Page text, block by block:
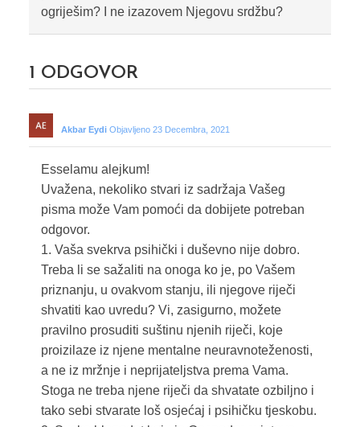
ogriješim? I ne izazovem Njegovu srdžbu?
1 ODGOVOR
Akbar Eydi Objavljeno 23 Decembra, 2021
Esselamu alejkum!
Uvažena, nekoliko stvari iz sadržaja Vašeg
pisma može Vam pomoći da dobijete potreban
odgovor.
1. Vaša svekrva psihički i duševno nije dobro.
Treba li se sažaliti na onoga ko je, po Vašem
priznanju, u ovakvom stanju, ili njegove riječi
shvatiti kao uvredu? Vi, zasigurno, možete
pravilno prosuditi suštinu njenih riječi, koje
proizilaze iz njene mentalne neuravnoteženosti,
a ne iz mržnje i neprijateljstva prema Vama.
Stoga ne treba njene riječi da shvatate ozbiljno i
tako sebi stvarate loš osjećaj i psihičku tjeskobu.